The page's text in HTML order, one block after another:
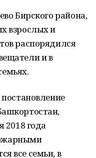
Бирского района,
взрослых и
распорядился
и в
2018 года
все семьи, в